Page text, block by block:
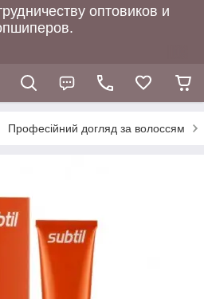
оптовиков и
Професійний догляд за волоссям